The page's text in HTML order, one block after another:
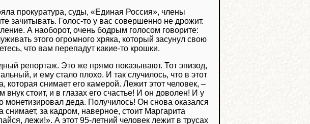
прокуратура, суды, «Единая Россия», члены
зачитывать. Голос-то у вас совершенно не дрожит.
А наоборот, очень бодрым голосом говорите:
этого огромного хряка, который засунул свою
что вам перепадут какие-то крошки.
репортаж. Это же прямо показывают. Тот эпизод,
и ему стало плохо. И так случилось, что в этот
снимает его камерой. Лежит этот человек, –
стоит, и в глазах его счастье! И он доволен! И у
деда. Получилось! Он снова оказался
за кадром, наверное, стоит Маргарита
лежи!». А этот 95-летний человек лежит в трусах